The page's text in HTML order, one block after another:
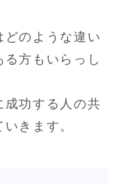
どのような違い
方もいらっし
成功する人の共
きます。